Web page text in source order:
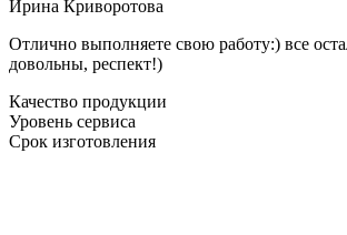
Ирина Криворотова
Отлично выполняете свою работу:) все
довольны, респект!)
Качество продукции
Уровень сервиса
Срок изготовления